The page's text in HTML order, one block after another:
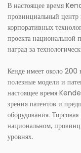
В настоящее время
провинциальный центр
корпоративных
проекта национальной
наград за
Кенде имеет около 200
полезные модели и
настоящее время
зрения патентов и
оборудования.
национальном,
уровнях.